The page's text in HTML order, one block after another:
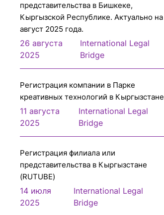
представительства в Бишкеке,
Кыргызской Республике. Актуально на
август 2025 года.
26 августа
2025
International Legal
Bridge
Регистрация компании в Парке
креативных технологий в Кыргызстане
11 августа
2025
International Legal
Bridge
Регистрация филиала или
представительcтва в Кыргызстане
(RUTUBE)
14 июля
2025
International Legal
Bridge